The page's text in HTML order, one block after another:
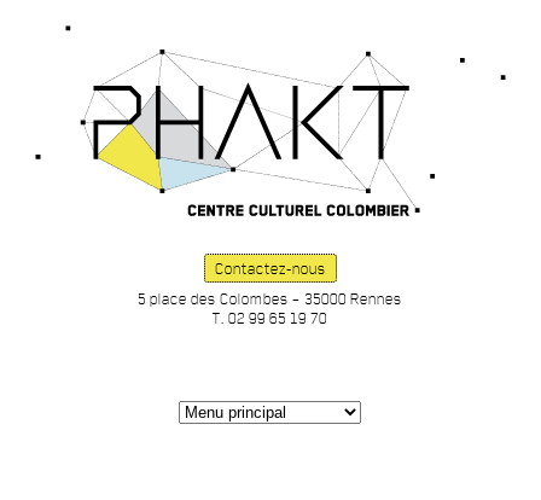
Contactez-nous
5 place des Colombes – 35000 Rennes
T. 02 99 65 19 70